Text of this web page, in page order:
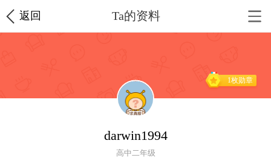
返回 Ta的资料
1枚勋章
darwin1994
高中二年级